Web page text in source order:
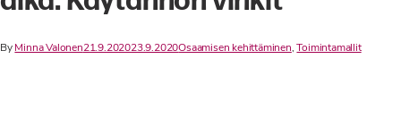
By Minna Valonen21.9.202023.9.2020Osaamisen kehittäminen, Toimintamallit